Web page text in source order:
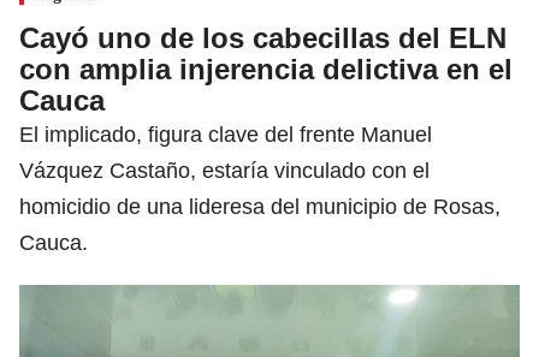
Cayó uno de los cabecillas del ELN
con amplia injerencia delictiva en el
Cauca
El implicado, figura clave del frente Manuel
Vázquez Castaño, estaría vinculado con el
homicidio de una lideresa del municipio de Rosas,
Cauca.